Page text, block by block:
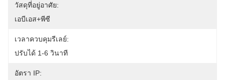
วัสดุที่อยู่อาศัย:
เอบีเอส+พีซี
เวลาควบคุมรีเลย์:
ปรับได้ 1-6 วินาที
อัตรา IP: